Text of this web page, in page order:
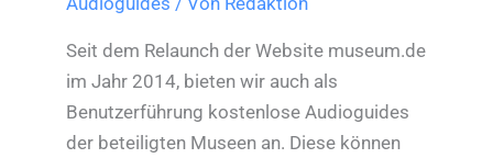
Seit dem Relaunch der Website museum.de
im Jahr 2014, bieten wir auch als
Benutzerführung kostenlose Audioguides
der beteiligten Museen an. Diese können